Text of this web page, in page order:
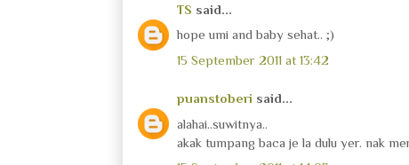
TS said...
hope umi and baby sehat.. ;)
15 September 2011 at 13:42
puanstoberi said...
alahai..suwitnya..
akak tumpang baca je la dulu yer. nak